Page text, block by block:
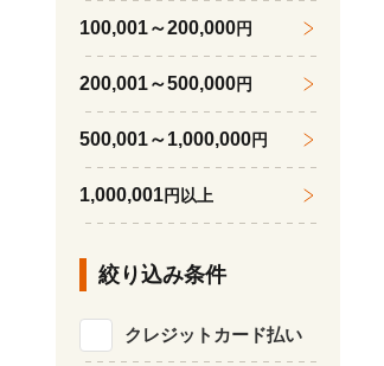
100,001～200,000円
200,001～500,000円
500,001～1,000,000円
1,000,001円以上
絞り込み条件
クレジットカード払い